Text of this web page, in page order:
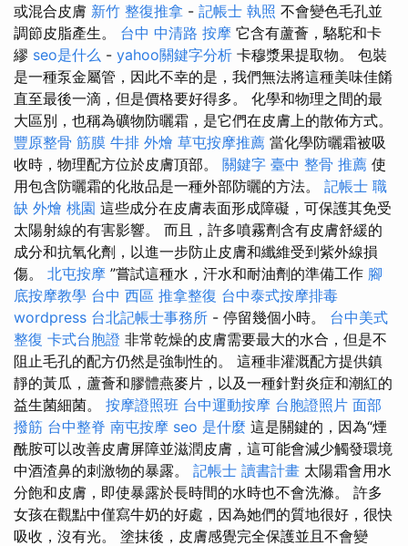
或混合皮膚 新竹 整復推拿 - 記帳士 執照 不會變色毛孔並
調節皮脂產生。 台中 中清路 按摩 它含有蘆薈，駱駝和卡
繆 seo是什么 - yahoo關鍵字分析 卡穆漿果提取物。 包裝
是一種泵金屬管，因此不幸的是，我們無法將這種美味佳餚
直至最後一滴，但是價格要好得多。 化學和物理之間的最
大區別，也稱為礦物防曬霜，是它們在皮膚上的散佈方式。
豐原整骨 筋膜 牛排 外燴 草屯按摩推薦 當化學防曬霜被吸
收時，物理配方位於皮膚頂部。 關鍵字 臺中 整骨 推薦 使
用包含防曬霜的化妝品是一種外部防曬的方法。 記帳士 職
缺 外燴 桃園 這些成分在皮膚表面形成障礙，可保護其免受
太陽射線的有害影響。 而且，許多噴霧劑含有皮膚舒緩的
成分和抗氧化劑，以進一步防止皮膚和纖維受到紫外線損
傷。 北屯按摩 ”嘗試這種水，汗水和耐油劑的準備工作 腳
底按摩教學 台中 西區 推拿整復 台中泰式按摩排毒
wordpress 台北記帳士事務所 - 停留幾個小時。 台中美式
整復 卡式台胞證 非常乾燥的皮膚需要最大的水合，但是不
阻止毛孔的配方仍然是強制性的。 這種非灌溉配方提供鎮
靜的黃瓜，蘆薈和膠體燕麥片，以及一種針對炎症和潮紅的
益生菌細菌。 按摩證照班 台中運動按摩 台胞證照片 面部
撥筋 台中整脊 南屯按摩 seo 是什麼 這是關鍵的，因為“煙
酰胺可以改善皮膚屏障並滋潤皮膚，這可能會減少觸發環境
中酒渣鼻的刺激物的暴露。 記帳士 讀書計畫 太陽霜會用水
分飽和皮膚，即使暴露於長時間的水時也不會洗滌。 許多
女孩在觀點中僅寫牛奶的好處，因為她們的質地很好，很快
吸收，沒有光。 塗抹後，皮膚感覺完全保護並且不會變